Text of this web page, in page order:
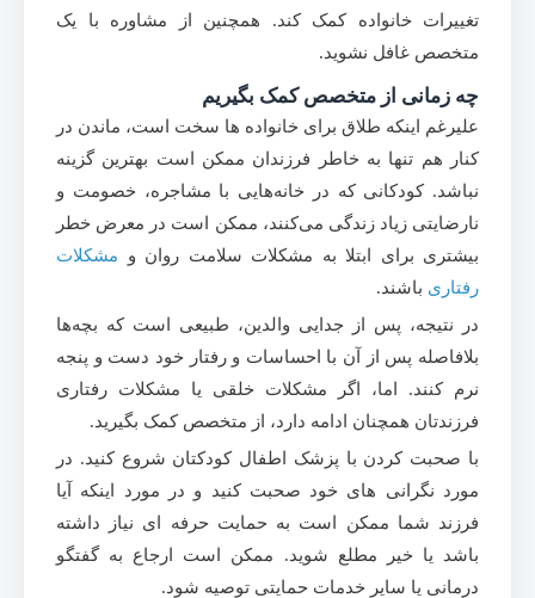
تغییرات خانواده کمک کند. همچنین از مشاوره با یک
متخصص غافل نشوید.
چه زمانی از متخصص کمک بگیریم
علیرغم اینکه طلاق برای خانواده ها سخت است، ماندن در
کنار هم تنها به خاطر فرزندان ممکن است بهترین گزینه
نباشد. کودکانی که در خانه‌هایی با مشاجره، خصومت و
نارضایتی زیاد زندگی می‌کنند، ممکن است در معرض خطر
بیشتری برای ابتلا به مشکلات سلامت روان و مشکلات
رفتاری باشند.
در نتیجه، پس از جدایی والدین، طبیعی است که بچه‌ها
بلافاصله پس از آن با احساسات و رفتار خود دست و پنجه
نرم کنند. اما، اگر مشکلات خلقی یا مشکلات رفتاری
فرزندتان همچنان ادامه دارد، از متخصص کمک بگیرید.
با صحبت کردن با پزشک اطفال کودکتان شروع کنید. در
مورد نگرانی های خود صحبت کنید و در مورد اینکه آیا
فرزند شما ممکن است به حمایت حرفه ای نیاز داشته
باشد یا خیر مطلع شوید. ممکن است ارجاع به گفتگو
درمانی یا سایر خدمات حمایتی توصیه شود.